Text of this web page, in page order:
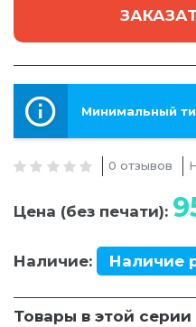
Минимальный
0 отзывов
Цена (без печати):
Наличие: Наличие
Товары в этой серии